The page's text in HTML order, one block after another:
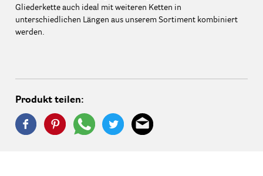
Gliederkette auch ideal mit weiteren Ketten in
unterschiedlichen Längen aus unserem Sortiment kombiniert
werden.
Produkt teilen: